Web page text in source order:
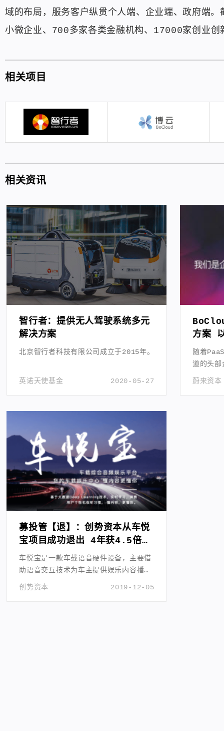
域的布局，服务客户纵贯个人端、企业端、政府端
小微企业、700多家各类金融机构、17000家创业
相关项目
相关资讯
智行者：提供无人驾驶系统多元
解决方案
北京智行者科技有限公司成立于2015年。
2020-05-27
英诺天使基金
方案
型
随着
道的头部
化能力。
蔚来资本
募投管【退】：创势资本从车悦
宝项目成功退出 4年获4.5倍收
益
车悦宝是一款车载语音硬件设备，主要借
助语音交互技术为车主提供娱乐内容播放
收听服务。
2019-12-05
创势资本